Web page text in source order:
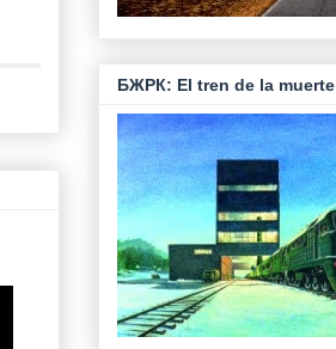
БЖРК: El tren de la muerte